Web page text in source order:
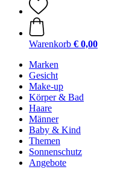
Warenkorb € 0,00
Marken
Gesicht
Make-up
Körper & Bad
Haare
Männer
Baby & Kind
Themen
Sonnenschutz
Angebote